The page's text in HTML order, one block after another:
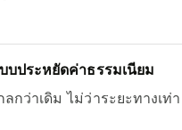
บประหยัดค่าธรรมเนียม
กว่าเดิม ไม่ว่าระยะทางเท่า